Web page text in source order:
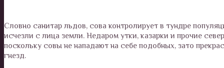
Словно санитар льдов, сова контролирует в тундре
исчезли с лица земли. Недаром утки, казарки и прочие
поскольку совы не нападают на себе подобных, зато
гнезд.